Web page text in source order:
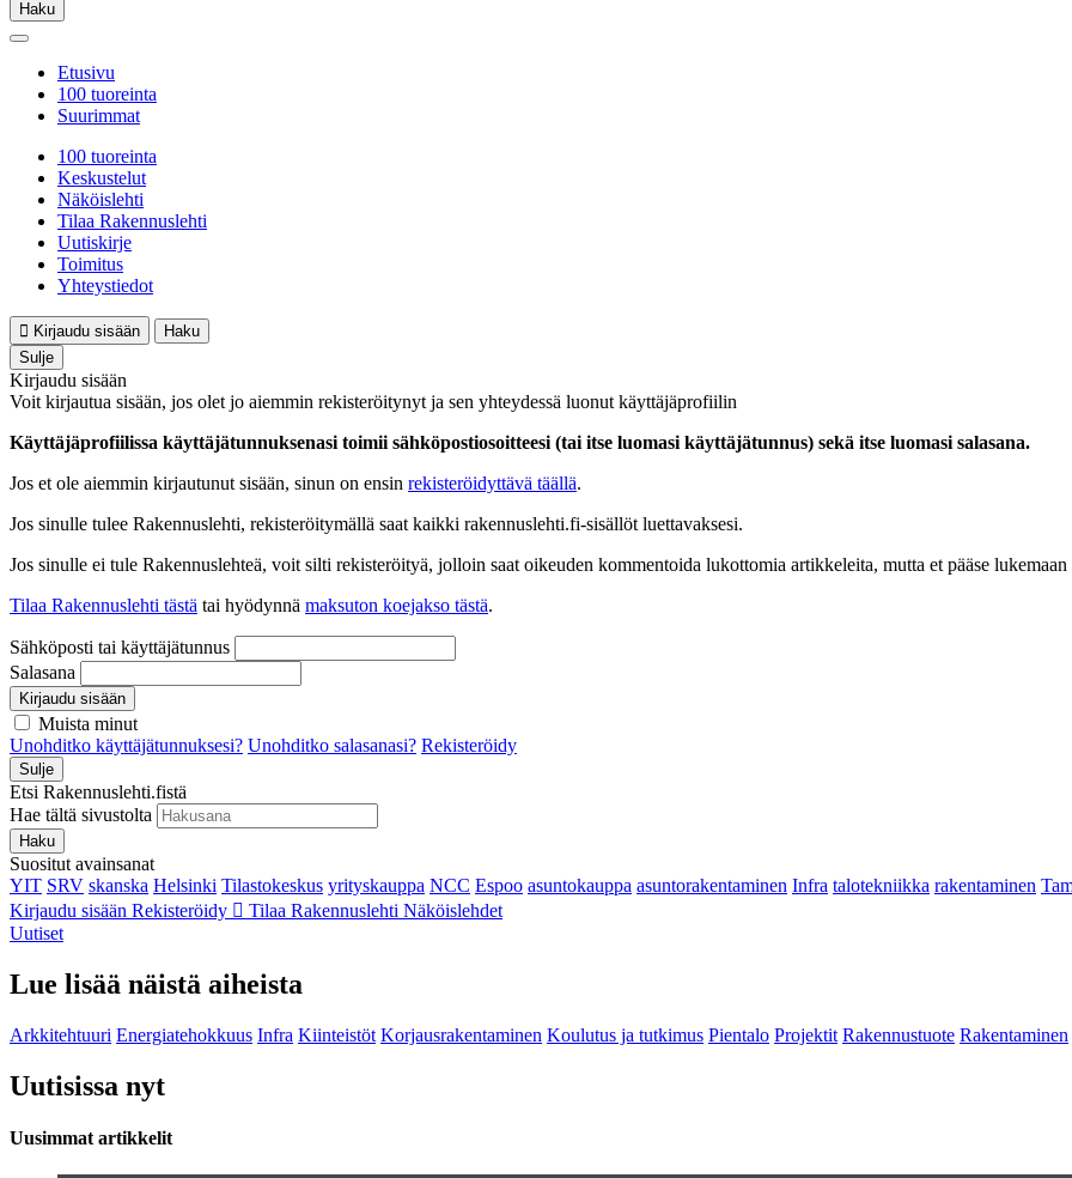
Haku
Etusivu
100 tuoreinta
Suurimmat
100 tuoreinta
Keskustelut
Näköislehti
Tilaa Rakennuslehti
Uutiskirje
Toimitus
Yhteystiedot
Kirjaudu sisään
Haku
Sulje
Kirjaudu sisään
Voit kirjautua sisään, jos olet jo aiemmin rekisteröitynyt ja sen yhteydessä luonut käyttäjäprofiilin
Käyttäjäprofiilissa käyttäjätunnuksenasi toimii sähköpostiosoitteesi (tai itse luomasi käyttäjätunnus) sekä itse luomasi salasana.
Jos et ole aiemmin kirjautunut sisään, sinun on ensin rekisteröidyttävä täällä.
Jos sinulle tulee Rakennuslehti, rekisteröitymällä saat kaikki rakennuslehti.fi-sisällöt luettavaksesi.
Jos sinulle ei tule Rakennuslehteä, voit silti rekisteröityä, jolloin saat oikeuden kommentoida lukottomia artikkeleita, mutta et pääse
Tilaa Rakennuslehti tästä tai hyödynnä maksuton koejakso tästä.
Sähköposti tai käyttäjätunnus
Salasana
Kirjaudu sisään
Muista minut
Unohditko käyttäjätunnuksesi? Unohditko salasanasi? Rekisteröidy
Sulje
Etsi Rakennuslehti.fistä
Hae tältä sivustolta
Haku
Suositut avainsanat
YIT SRV skanska Helsinki Tilastokeskus yrityskauppa NCC Espoo asuntokauppa asuntorakentaminen Infra talotekniikka rakentaminen
Kirjaudu sisään Rekisteröidy Tilaa Rakennuslehti Näköislehdet
Uutiset
Lue lisää näistä aiheista
Arkkitehtuuri Energiatehokkuus Infra Kiinteistöt Korjausrakentaminen Koulutus ja tutkimus Pientalo Projektit Rakennustuote Rakentaminen
Uutisissa nyt
Uusimmat artikkelit